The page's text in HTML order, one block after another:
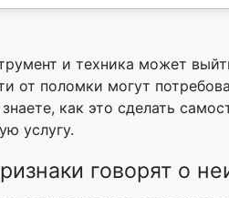
и техника может
от поломки могут
как это сделать
услугу.
говорят о